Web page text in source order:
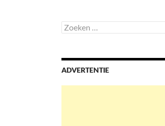
Zoeken
naar:
ADVERTENTIE